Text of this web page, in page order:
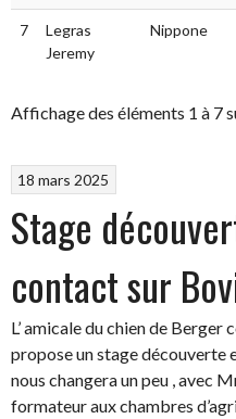
7
Legras
Jeremy
Nippone
Affichage des éléments 1 à 7
18 mars 2025
Stage
contact sur
L’ amicale du chien de
propose un stage découverte
nous changera un peu , avec
formateur aux chambres